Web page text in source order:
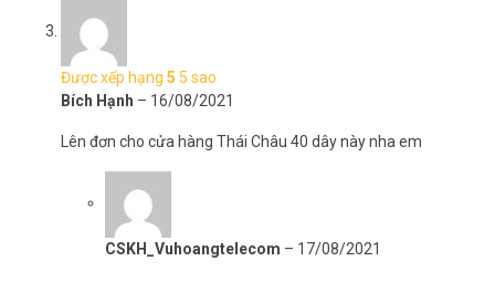
Được xếp hạng 5 5 sao
Bích Hạnh – 16/08/2021
Lên đơn cho cửa hàng Thái Châu 40 dây này nha em
CSKH_Vuhoangtelecom – 17/08/2021